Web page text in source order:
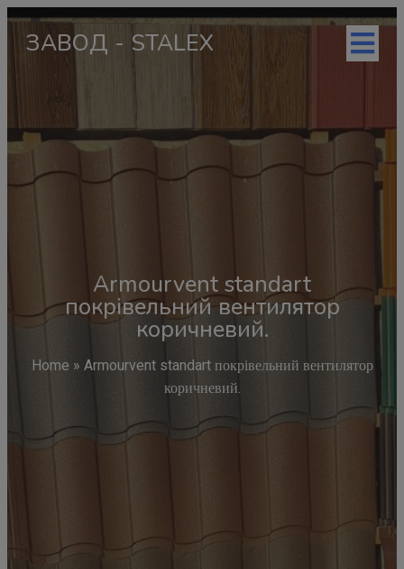
ЗАВОД - STALEX
Armourvent standart
покрівельний вентилятор
коричневий.
Home » Armourvent standart покрівельний вентилятор
коричневий.